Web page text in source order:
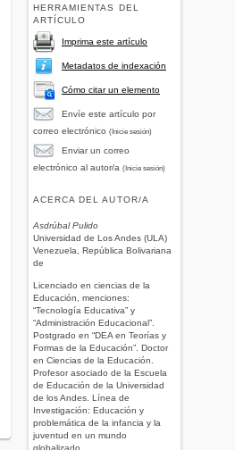
HERRAMIENTAS DEL
ARTÍCULO
Imprima este artículo
Metadatos de indexación
Cómo citar un elemento
Envíe este artículo por
correo electrónico (Inicie sesión)
Enviar un correo
electrónico al autor/a (Inicie sesión)
ACERCA DEL AUTOR/A
Asdrúbal Pulido
Universidad de Los Andes (ULA)
Venezuela, República Bolivariana
de
Licenciado en ciencias de la
Educación, menciones:
“Tecnología Educativa” y
“Administración Educacional”.
Postgrado en “DEA en Teorías y
Formas de la Educación”. Doctor
en Ciencias de la Educación.
Profesor asociado de la Escuela
de Educación de la Universidad
de los Andes. Línea de
Investigación: Educación y
problemática de la infancia y la
juventud en un mundo
globalizado.